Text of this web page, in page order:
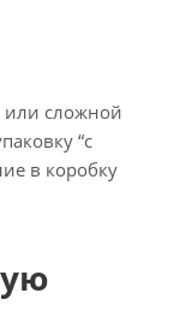
или сложной
“с
в коробку